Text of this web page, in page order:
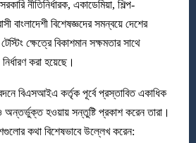
নীতিনির্ধারক, একাডেমিয়া, শিল্প-
বাংলাদেশী বিশেষজ্ঞদের সমন্বয়ে দেশের
ক্ষেত্রে বিকাশমান সক্ষমতার সাথে
করা হয়েছে।
বিএসআইএ কর্তৃক পূর্বে প্রস্তাবিত একাধিক
অন্তর্ভুক্ত হওয়ায় সন্তুষ্টি প্রকাশ করেন তারা।
কথা বিশেষভাবে উল্লেখ করেন: